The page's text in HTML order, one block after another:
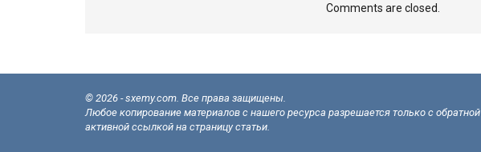
Comments are closed.
© 2026 - sxemy.com. Все права защищены.
Любое копирование материалов с нашего ресурса разрешается только с обратной
активной ссылкой на страницу статьи.